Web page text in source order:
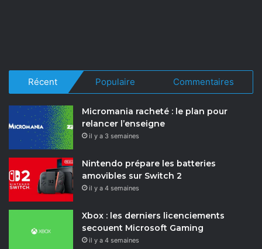
Récent Populaire Commentaires
Micromania racheté : le plan pour
relancer l’enseigne
il y a 3 semaines
Nintendo prépare les batteries
amovibles sur Switch 2
il y a 4 semaines
Xbox : les derniers licenciements
secouent Microsoft Gaming
il y a 4 semaines